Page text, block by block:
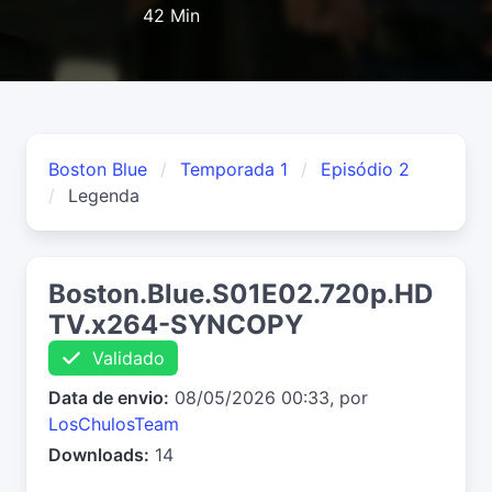
42 Min
Boston Blue Temporada 1
Episódio 2
Legenda
Boston.Blue.S01E02.720p.HD
TV.x264-SYNCOPY
Validado
Data de envio: 08/05/2026 00:33, por
LosChulosTeam
Downloads: 14